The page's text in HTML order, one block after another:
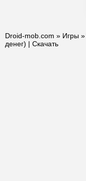
Droid-mob.com » Игры »
денег) | Скачать